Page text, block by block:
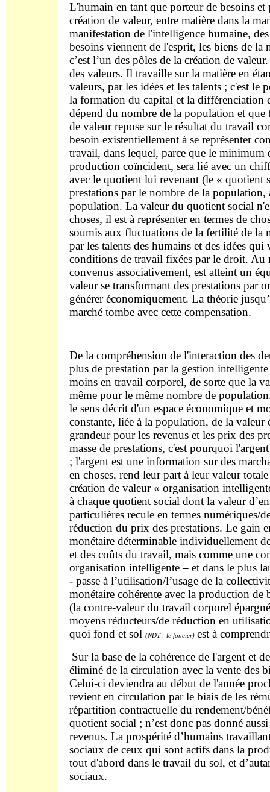
L'humain en tant que porteur de besoins
création de valeur, entre matière dans la
manifestation de l'intelligence humaine,
besoins viennent de l'esprit, les biens de la
c’est l’un des pôles de la création de
des valeurs. Il travaille sur la matière en
valeurs, par les idées et les talents ; c'est
la formation du capital et la différenciation
dépend du nombre de la population et
de valeur repose sur le résultat du travail
besoin existentiellement à se représenter
travail, dans lequel, parce que le minimum
production coïncident, sera lié avec un
avec le quotient lui revenant (le « quotient
prestations par le nombre de la
population. La valeur du quotient social
choses, il est à représenter en termes de
soumis aux fluctuations de la fertilité de la
par les talents des humains et des idées
conditions de travail fixées par le droit.
convenus associativement, est atteint un
valeur se transformant des prestations par
générer économiquement. La théorie
marché tombe avec cette compensation.
De la compréhension de l'interaction des
plus de prestation par la gestion
moins en travail corporel, de sorte que la
même pour le même nombre de
le sens décrit d'un espace économique et
constante, liée à la population, de la valeur
grandeur pour les revenus et les prix des
masse de prestations, c'est pourquoi
; l'argent est une information sur des
en choses, rend leur part à leur valeur
création de valeur « organisation
à chaque quotient social dont la valeur
particulières recule en termes numériques/
réduction du prix des prestations. Le gain
monétaire déterminable individuellement
et des coûts du travail, mais comme une
organisation intelligente – et dans le plus
- passe à l’utilisation/l’usage de la
monétaire cohérente avec la production
(la contre-valeur du travail corporel
moyens réducteurs/de réduction en
quoi fond et sol(NDT : le foncier) est à
Sur la base de la cohérence de l'argent et
éliminé de la circulation avec la vente des
Celui-ci deviendra au début de l'année
revient en circulation par le biais de les
répartition contractuelle du rendement/
quotient social ; n’est donc pas donné
revenus. La prospérité d’humains
sociaux de ceux qui sont actifs dans la
tout d'abord dans le travail du sol, et
sociaux.